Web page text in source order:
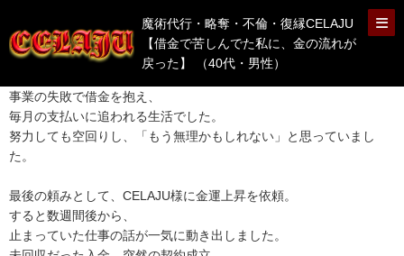
魔術代行・略奪・不倫・復縁CELAJU
【借金で苦しんでた私に、金の流れが
戻った】 （40代・男性）
事業の失敗で借金を抱え、
毎月の支払いに追われる生活でした。
努力しても空回りし、「もう無理かもしれない」と思っていまし
た。
最後の頼みとして、CELAJU様に金運上昇を依頼。
すると数週間後から、
止まっていた仕事の話が一気に動き出しました。